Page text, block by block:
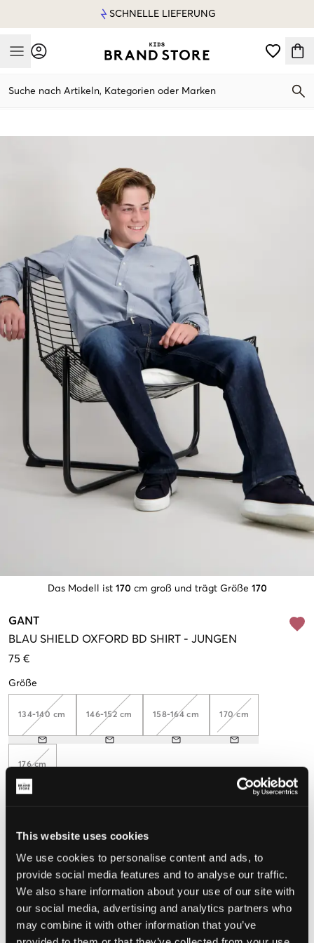
This website uses cookies
We use cookies to personalise content and ads, to
provide social media features and to analyse our traffic.
We also share information about your use of our site with
our social media, advertising and analytics partners who
may combine it with other information that you’ve
SCHNELLE LIEFERUNG
Mobile Menu
Suche nach Artikeln, Kategorien oder Marken
Das Modell ist 170 cm groß und trägt Größe 170
GANT
BLAU SHIELD OXFORD BD SHIRT - JUNGEN
75 €
Größe
134-140 cm 146-152 cm 158-164 cm 170 cm
176 cm
Klein Perfekt
GRÖSSENBERATER
WÄHLEN SIE EINE GRÖSSE